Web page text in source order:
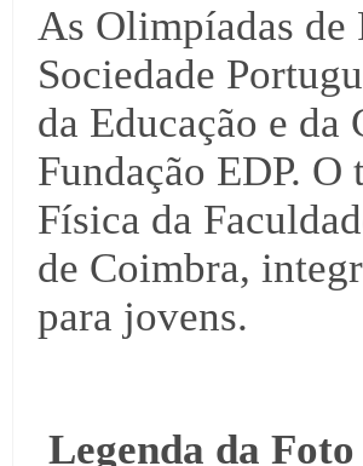
As Olimpíadas de
Sociedade
da Educação e
Fundação EDP.
Física da
de Coimbra,
para jovens.
Legenda da Foto